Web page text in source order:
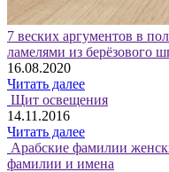
7 веских аргументов в
ламелями из берёзового
16.08.2020
Читать далее
Щит освещения
14.11.2016
Читать далее
Арабские фамилии
фамилии и имена